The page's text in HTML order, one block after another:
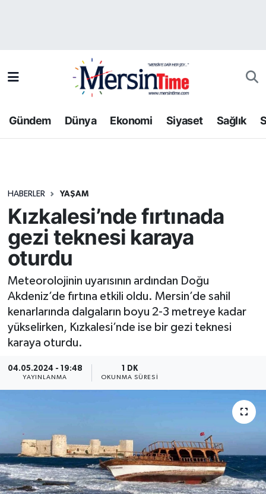
Gündem Dünya Ekonomi Siyaset Sağlık
HABERLER YAŞAM
Kızkalesi’nde fırtınada
gezi teknesi karaya
oturdu
Meteorolojinin uyarısının ardından Doğu
Akdeniz’de fırtına etkili oldu. Mersin’de sahil
kenarlarında dalgaların boyu 2-3 metreye kadar
yükselirken, Kızkalesi’nde ise bir gezi teknesi
karaya oturdu.
04.05.2024 - 19:48
YAYINLANMA
1 DK
OKUNMA SÜRESI
Bilim-Teknoloji
Dünya
Ekonomi
Gündem
Kültür-Sanat
Resmi İlan
Sağlık
Siyaset
Spor
Trafik Durumu
Tüm Manşetler
Haber Arşivi